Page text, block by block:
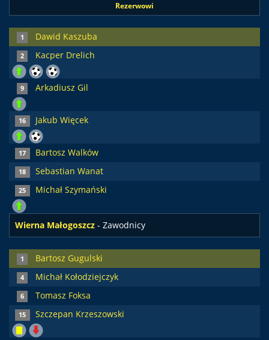
Rezerwowi
1 Dawid Kaszuba
2 Kacper Drelich
9 Arkadiusz Gil
16 Jakub Więcek
17 Bartosz Walków
18 Sebastian Wanat
25 Michał Szymański
Wierna Małogoszcz - Zawodnicy
1 Bartosz Gugulski
4 Michał Kołodziejczyk
6 Tomasz Foksa
15 Szczepan Krzeszowski